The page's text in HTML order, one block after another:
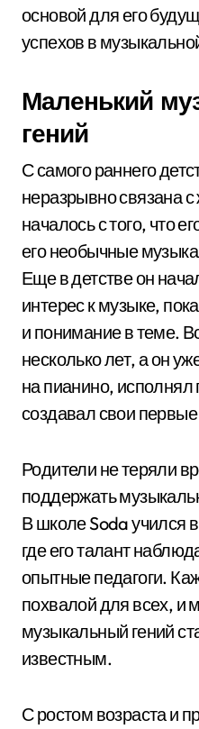
основой для его
успехов в
Маленький
гений
С самого раннего
неразрывно связана
началось с того, что
его необычные
Еще в детстве он
интерес к музыке,
и понимание в теме.
несколько лет, а он
на пианино,
создавал свои
Родители не теряли
поддержать
В школе Soda учился
где его талант
опытные педагоги.
похвалой для всех, и
музыкальный гений
известным.
С ростом возраста и